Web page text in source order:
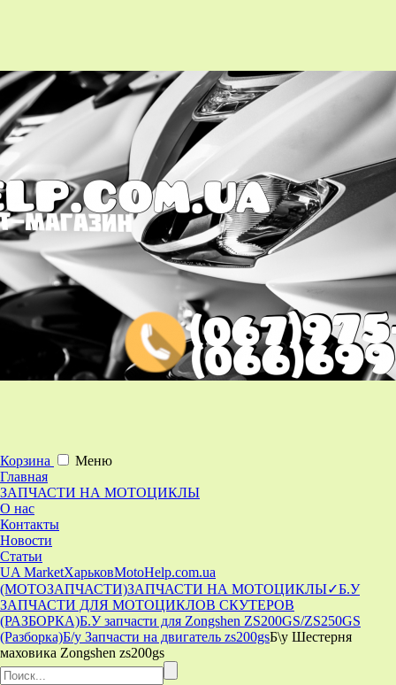
Корзина
Меню
Главная
ЗАПЧАСТИ НА МОТОЦИКЛЫ
О нас
Контакты
Новости
Статьи
UA MarketХарьковMotoHelp.com.ua
(МОТОЗАПЧАСТИ)ЗАПЧАСТИ НА МОТОЦИКЛЫ✓Б.У
ЗАПЧАСТИ ДЛЯ МОТОЦИКЛОВ СКУТЕРОВ
(РАЗБОРКА)Б.У запчасти для Zongshen ZS200GS/ZS250GS
(Разборка)Б/у Запчасти на двигатель zs200gsБ\у Шестерня
маховика Zongshen zs200gs